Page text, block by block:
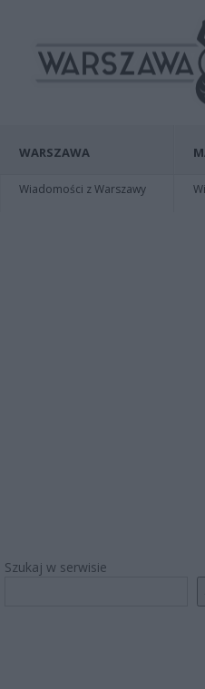
WARSZAWA
Wiadomości z Warszawy
Szukaj w serwisie